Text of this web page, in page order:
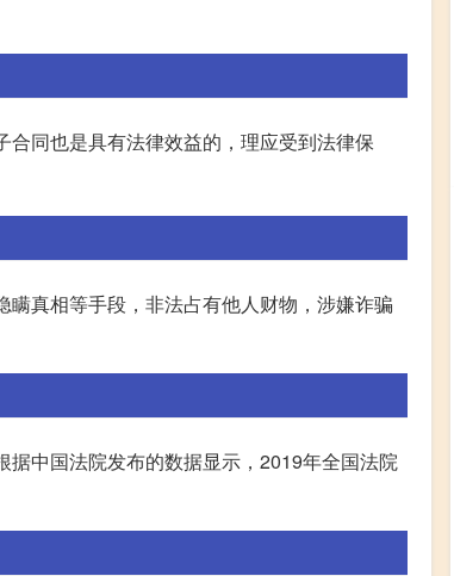
同也是具有法律效益的，理应受到法律保
真相等手段，非法占有他人财物，涉嫌诈骗
中国法院发布的数据显示，2019年全国法院